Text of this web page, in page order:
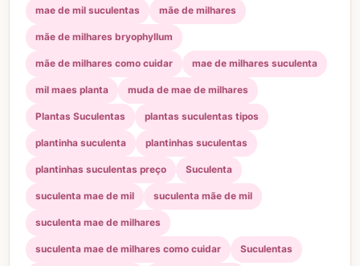
mae de mil suculentas mãe de milhares
mãe de milhares bryophyllum
mãe de milhares como cuidar mae de milhares suculenta
mil maes planta muda de mae de milhares
Plantas Suculentas plantas suculentas tipos
plantinha suculenta plantinhas suculentas
plantinhas suculentas preço Suculenta
suculenta mae de mil suculenta mãe de mil
suculenta mae de milhares
suculenta mae de milhares como cuidar Suculentas